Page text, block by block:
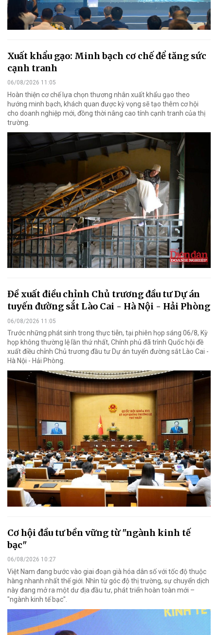
Xuất khẩu gạo: Minh bạch cơ chế để tăng sức
cạnh tranh
06/08/2026 11:05
Hoàn thiện cơ chế lựa chọn thương nhân xuất khẩu gạo theo
hướng minh bạch, khách quan được kỳ vọng sẽ tạo thêm cơ hội
cho doanh nghiệp mới, đồng thời nâng cao tính cạnh tranh của thị
trường.
Đề xuất điều chỉnh Chủ trương đầu tư Dự án
tuyến đường sắt Lào Cai - Hà Nội - Hải Phòng
06/08/2026 11:05
Trước những phát sinh trong thực tiễn, tại phiên họp sáng 06/8, Kỳ
họp không thường lệ lần thứ nhất, Chính phủ đã trình Quốc hội đề
xuất điều chỉnh Chủ trương đầu tư Dự án tuyến đường sắt Lào Cai -
Hà Nội - Hải Phòng.
Cơ hội đầu tư bền vững từ "ngành kinh tế
bạc"
06/08/2026 10:27
Việt Nam đang bước vào giai đoạn già hóa dân số với tốc độ thuộc
hàng nhanh nhất thế giới. Nhìn từ góc độ thị trường, sự chuyển dịch
này đang mở ra một dư địa đầu tư, phát triển hoàn toàn mới –
"ngành kinh tế bạc".